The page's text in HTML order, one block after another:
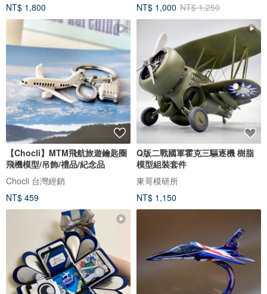
NT$ 1,800
NT$ 1,000 NT$ 1,250
【Chocli】MTM飛航旅遊鑰匙圈
飛機模型/吊飾/禮品/紀念品
Chocli 台灣經銷
NT$ 459
Q版二戰國軍霍克三驅逐機 樹脂
模型組裝套件
東哥模研所
NT$ 1,150